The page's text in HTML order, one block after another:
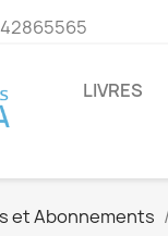
LIVRES
et Abonnements